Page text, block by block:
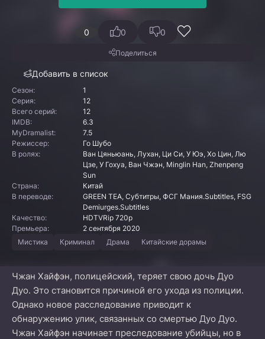
0
Добавить в список
0 0
Поделиться
Сезон:
1
Серия:
12
Всего серий:
12
IMDB:
6.3
MyDramalist:
7.5
Режиссер:
Го Шубо
В ролях:
Ван Цяньюань, Лухан, Ци Си, У Юэ, Хо Цин, Лю
Цзе, У Гохуа, Ван Чжэн, Minglin Han, Zhenpeng
Sun
Страна:
Китай
В переводе:
GREEN TEA, Субтитры, ФСГ Мания.Subtitles, FSG
Demiurges.Subtitles
Качество:
HDTVRip 720p
Премьера:
2 сентября 2020
Мистика
Криминал Драма Китайские дорамы
Чжан Хайфэн, полицейский, теряет свою дочь Дуо
Дуо. Это становится причиной его ухода из полиции.
Однако новое расследование приводит к
обнаружению улик, связанных со смертью Дуо Дуо.
Чжан Хайфэн начинает преследование убийцы, но в